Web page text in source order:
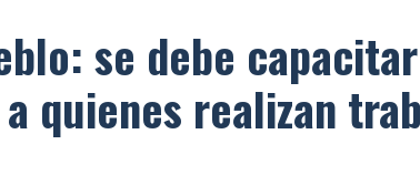
se debe
quienes realizan